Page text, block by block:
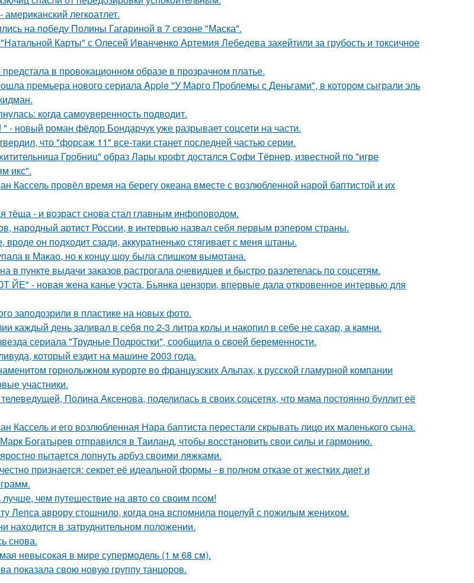
легкоатлет.
на победу Полины Гагариной в 7 сезоне "Маска".
Карты" с Олесей Иванченко Артемия Лебедева захейтили за грубость и токсичное
в провокационном образе в прозрачном платье.
премьера нового сериала Apple "У Марго Проблемы с Деньгами", в котором сыграли эль
когда самоуверенность подводит.
- новый роман фёдор Бондарчук уже разрывает соцсети на части.
что "форсаж 11" все-таки станет последней частью серии.
Гробниц" образ Лары крофт достался Софи Тёрнер, известной по "игре
икс".
Кассель провёл время на берегу океана вместе с возлюбленной нарой баптистой и их
тёща - и возраст снова стал главным инфоповодом.
народный артист России, в интервью назвал себя первым рэпером страны.
вроде он подходит сзади, аккуратненько стягивает с меня штаны.
в Макао, но к концу шоу была слишком вымотана.
в пункте выдачи заказов растрогала очевидцев и быстро разлетелась по соцсетям.
ЙЕ" - новая жена канье уэста, Бьянка цензори, впервые дала откровенное интервью для
заподозрили в пластике на новых фото.
каждый день заливал в себя по 2-3 литра колы и накопил в себе не сахар, а камни.
сериала "Трудные Подростки", сообщила о своей беременности.
который ездит на машине 2003 года.
горнолыжном курорте во французских Альпах, к русской гламурной компании
участники.
Полина Аксенова, поделилась в своих соцсетях, что мама постоянно буллит её
Кассель и его возлюбленная Нара баптиста перестали скрывать лицо их маленького сына.
Богатырев отправился в Таиланд, чтобы восстановить свои силы и гармонию.
пытается лопнуть арбуз своими ляжками.
признается: секрет её идеальной формы - в полном отказе от жестких диет и
чем путешествие на авто со своим псом!
Лепса аврору стошнило, когда она вспомнила поцелуй с пожилым женихом.
находится в затруднительном положении.
снова.
невысокая в мире супермодель (1 м 68 см).
показала свою новую группу танцоров.